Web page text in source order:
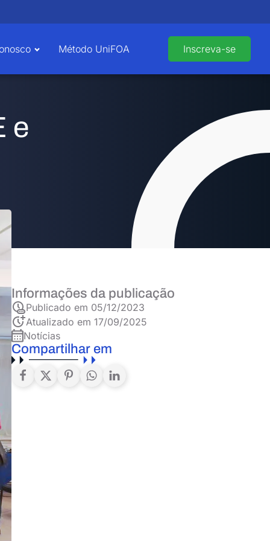
Método UniFOA Inscreva-se
e
Informações da publicação
Publicado em 05/12/2023
Atualizado em 17/09/2025
Notícias
Compartilhar em